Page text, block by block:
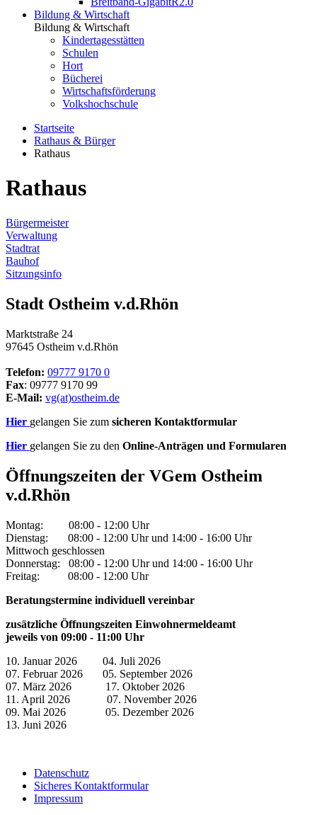
Bildung & Wirtschaft
Bildung & Wirtschaft
Kindertagesstätten
Schulen
Hort
Bücherei
Wirtschaftsförderung
Volkshochschule
Startseite
Rathaus & Bürger
Rathaus
Rathaus
Bürgermeister
Verwaltung
Stadtrat
Bauhof
Sitzungsinfo
Stadt Ostheim v.d.Rhön
Marktstraße 24
97645 Ostheim v.d.Rhön
Telefon: 09777 9170 0
Fax: 09777 9170 99
E-Mail: vg(at)ostheim.de
Hier gelangen Sie zum sicheren Kontaktformular
Hier gelangen Sie zu den Online-Anträgen und Formularen
Öffnungszeiten der VGem Ostheim
v.d.Rhön
Montag: 08:00 - 12:00 Uhr
Dienstag: 08:00 - 12:00 Uhr und 14:00 - 16:00 Uhr
Mittwoch geschlossen
Donnerstag: 08:00 - 12:00 Uhr und 14:00 - 16:00 Uhr
Freitag: 08:00 - 12:00 Uhr
Beratungstermine individuell vereinbar
zusätzliche Öffnungszeiten Einwohnermeldeamt
jeweils von 09:00 - 11:00 Uhr
10. Januar 2026 04. Juli 2026
07. Februar 2026 05. September 2026
07. März 2026 17. Oktober 2026
11. April 2026 07. November 2026
09. Mai 2026 05. Dezember 2026
13. Juni 2026
Datenschutz
Sicheres Kontaktformular
Impressum